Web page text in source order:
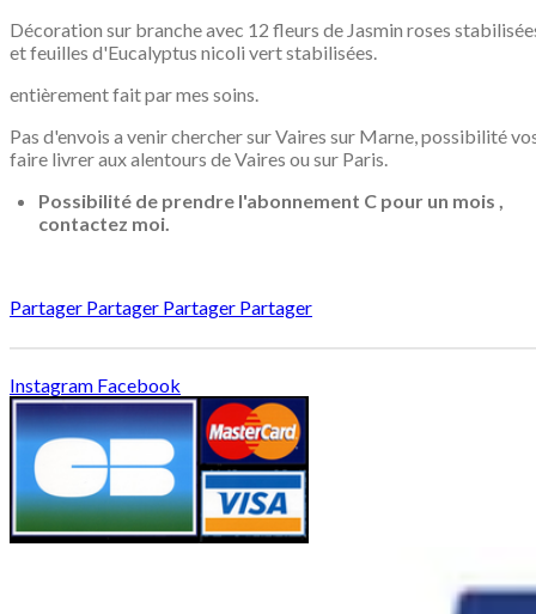
Décoration sur branche avec 12 fleurs de Jasmin roses
et feuilles d'Eucalyptus nicoli vert stabilisées.
entièrement fait par mes soins.
Pas d'envois a venir chercher sur Vaires sur Marne, possibilité
faire livrer aux alentours de Vaires ou sur Paris.
Possibilité de prendre l'abonnement C pour un mois ,
contactez moi.
Partager Partager Partager Partager
Instagram Facebook